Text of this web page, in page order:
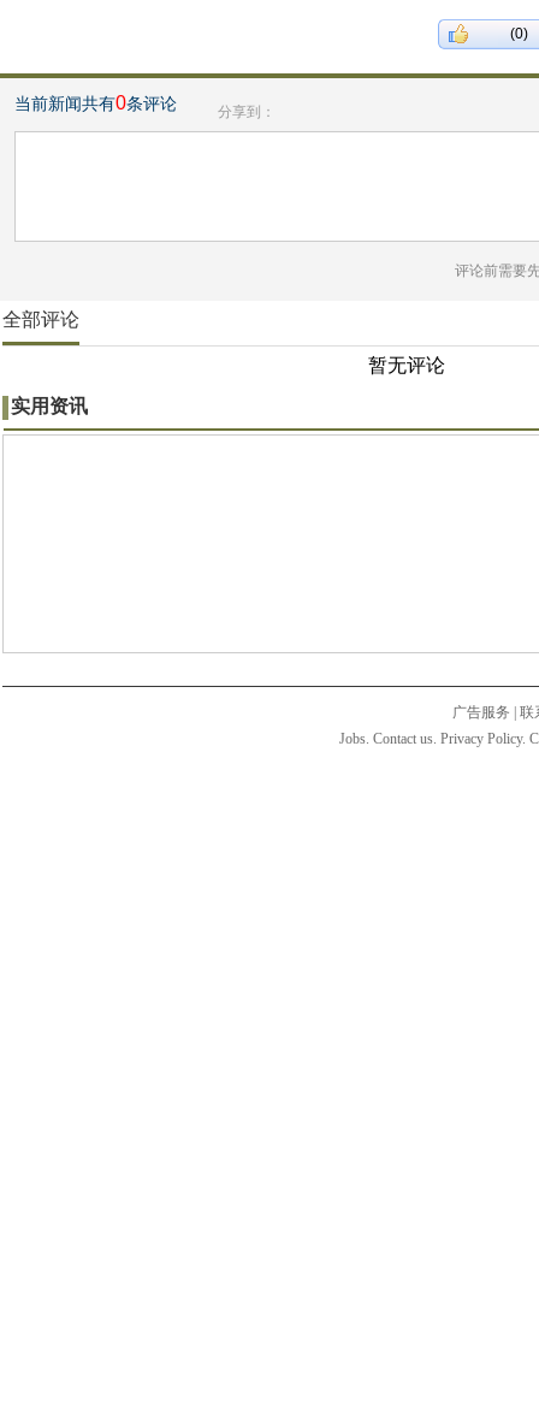
(0)
当前新闻共有0条评论 分享到：
评论前需要
全部评论
暂无评论
实用资讯
广告服务
联
Jobs. Contact us. Privacy Policy.